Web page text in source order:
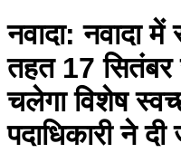
नवादा: नवादा
तहत 17
चलेगा विशेष
पदाधिकारी ने दी